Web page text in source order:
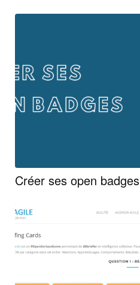
Créer ses open badges